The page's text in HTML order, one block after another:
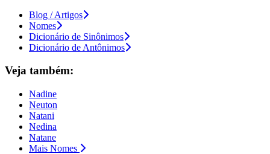
Blog / Artigos
Nomes
Dicionário de Sinônimos
Dicionário de Antônimos
Veja também:
Nadine
Neuton
Natani
Nedina
Natane
Mais Nomes